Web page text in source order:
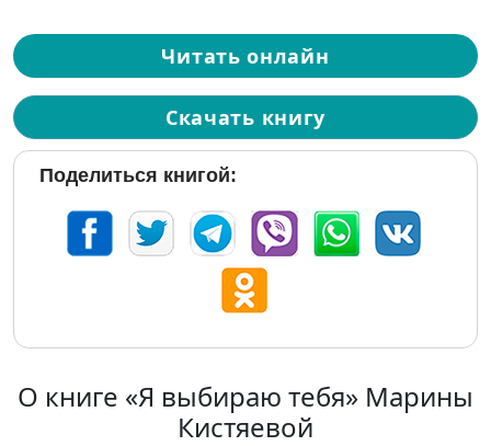
Читать онлайн
Скачать книгу
Поделиться книгой:
О книге «Я выбираю тебя» Марины
Кистяевой